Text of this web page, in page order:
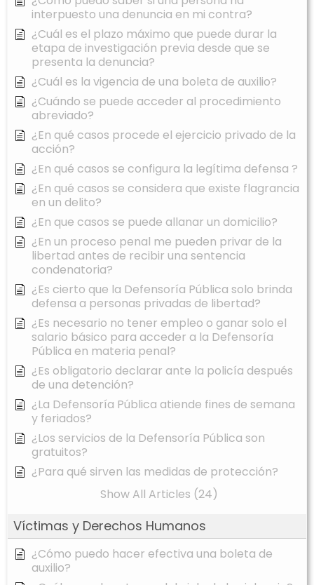
interpuesto una denuncia en mi contra?
¿Cuál es el plazo máximo que puede durar la
etapa de investigación previa desde que se
presenta la denuncia?
¿Cuál es la vigencia de una boleta de auxilio?
¿Cuándo se puede acceder al procedimiento
abreviado?
¿En qué casos procede el ejercicio privado de la
acción?
¿En qué casos se configura la legítima defensa ?
¿En qué casos se considera que existe flagrancia
en un delito?
¿En que casos se puede allanar un domicilio?
¿En un proceso penal me pueden privar de la
libertad antes de recibir una sentencia
condenatoria?
¿Es cierto que la Defensoría Pública solo brinda
defensa a personas privadas de libertad?
¿Es necesario no tener empleo o ganar solo el
salario básico para acceder a la Defensoría
Pública en materia penal?
¿Es obligatorio declarar ante la policía después
de una detención?
¿La Defensoría Pública atiende fines de semana
y feriados?
¿Los servicios de la Defensoría Pública son
gratuitos?
¿Para qué sirven las medidas de protección?
Show All Articles (24)
Víctimas y Derechos Humanos
¿Cómo puedo hacer efectiva una boleta de
auxilio?